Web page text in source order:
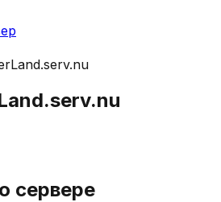
сервере